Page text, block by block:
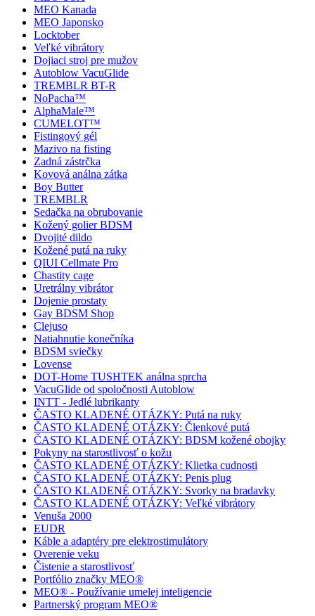
MEO Kanada
MEO Japonsko
Locktober
Veľké vibrátory
Dojiaci stroj pre mužov
Autoblow VacuGlide
TREMBLR BT-R
NoPacha™
AlphaMale™
CUMELOT™
Fistingový gél
Mazivo na fisting
Zadná zástrčka
Kovová análna zátka
Boy Butter
TREMBLR
Sedačka na obrubovanie
Kožený golier BDSM
Dvojité dildo
Kožené putá na ruky
QIUI Cellmate Pro
Chastity cage
Uretrálny vibrátor
Dojenie prostaty
Gay BDSM Shop
Clejuso
Natiahnutie konečníka
BDSM sviečky
Lovense
DOT-Home TUSHTEK análna sprcha
VacuGlide od spoločnosti Autoblow
INTT - Jedlé lubrikanty
ČASTO KLADENÉ OTÁZKY: Putá na ruky
ČASTO KLADENÉ OTÁZKY: Členkové putá
ČASTO KLADENÉ OTÁZKY: BDSM kožené obojky
Pokyny na starostlivosť o kožu
ČASTO KLADENÉ OTÁZKY: Klietka cudnosti
ČASTO KLADENÉ OTÁZKY: Penis plug
ČASTO KLADENÉ OTÁZKY: Svorky na bradavky
ČASTO KLADENÉ OTÁZKY: Veľké vibrátory
Venuša 2000
EUDR
Káble a adaptéry pre elektrostimulátory
Overenie veku
Čistenie a starostlivosť
Portfólio značky MEO®
MEO® - Používanie umelej inteligencie
Partnerský program MEO®